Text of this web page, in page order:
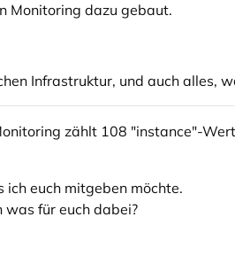
Monitoring dazu gebaut.
Infrastruktur, und auch alles,
zählt 108 "instance"-
ich euch mitgeben möchte.
was für euch dabei?